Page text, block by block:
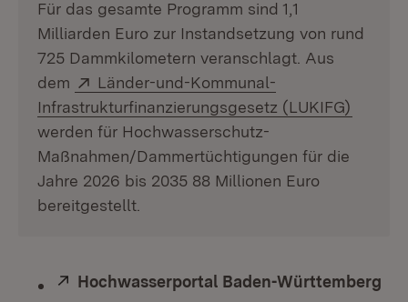
Für das gesamte Programm sind 1,1
Milliarden Euro zur Instandsetzung von rund
725 Dammkilometern veranschlagt. Aus
dem
Extern:
Länder-und-Kommunal-
Infrastrukturfinanzierungsgesetz (LUKIFG)
werden für Hochwasserschutz-
Maßnahmen/Dammertüchtigungen für die
Jahre 2026 bis 2035 88 Millionen Euro
bereitgestellt.
Extern:
Hochwasserportal Baden-Württemberg